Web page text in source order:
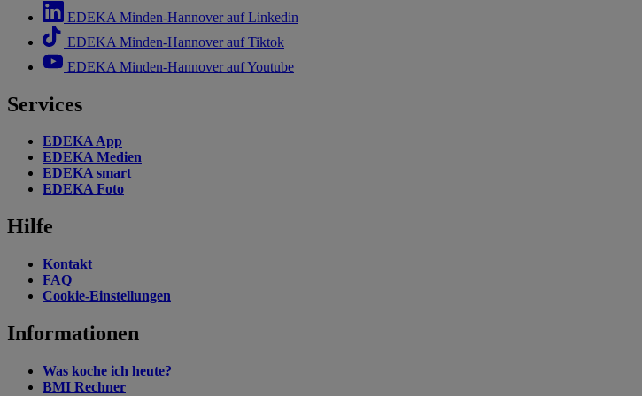
EDEKA Minden-Hannover auf Linkedin
EDEKA Minden-Hannover auf Tiktok
EDEKA Minden-Hannover auf Youtube
Services
EDEKA App
EDEKA Medien
EDEKA smart
EDEKA Foto
Hilfe
Kontakt
FAQ
Cookie-Einstellungen
Informationen
Was koche ich heute?
BMI Rechner